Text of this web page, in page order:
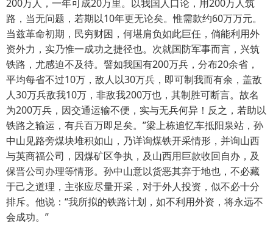
200万人，一年可成20万里。以我国人口论，用200万人筑
路，当无问题，若期以10年更无论矣。惟需款约60万万元。
当兹革命初期，民穷财困，何堪肩负如此巨任，倘能利用外
资外力，实乃惟一成功之捷径也。次就国防军事而言，兴筑
铁路，尤感迫不及待。譬如我国有200万兵，分布20余省，
平均每省不过10万，敌人以30万兵，即可制我而有余，盖敌
人30万兵敌我10万，非敌我200万也，其制胜可断言。故名
为200万兵，因交通运输不便，实与无兵何异！反之，若助以
铁路之输运，有兵百万即足矣。”梁上栋追忆车抵阳泉站，孙
中山见路旁煤块堆积如山，乃详询煤铁开采情形，并询山西
与英商福公司，因煤矿区争执，及山西用巨款收回自办，及
保晋公司办理等情形。孙中山意以货恶其弃于地也，不必藏
于己之道理，主张应尽量开采，对于外人投资，似不必十分
排斥。他说：“我所拟的铁路计划，如不利用外资，将永远不
会成功。”